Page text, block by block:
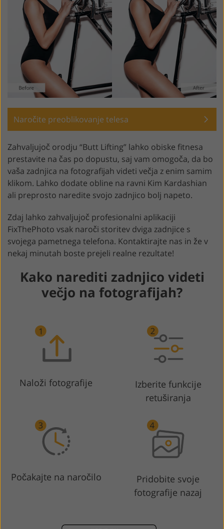
Naročite preoblikovanje telesa
Zahvaljujoč orodju “Butt Lifting” lahko obiske fitnesa
prestavite na čas po dopustu, saj vam omogoča, da bo
vaša zadnjica na fotografijah videti večja z enim samim
klikom. Lahko dodate obline na ravni Kim Kardashian
ali preprosto naredite svojo zadnjico bolj napeto.
Zdaj lahko zahvaljujoč profesionalni aplikaciji
FixThePhoto vsak naroči storitev dviga zadnjice s
svojega pametnega telefona. Kontaktirajte nas in že v
nekaj minutah boste prejeli realne rezultate!
Kako narediti zadnjico videti
večjo na fotografijah?
Naloži fotografije
Izberite funkcije
retuširanja
Počakajte na naročilo
Pridobite svoje
fotografije nazaj